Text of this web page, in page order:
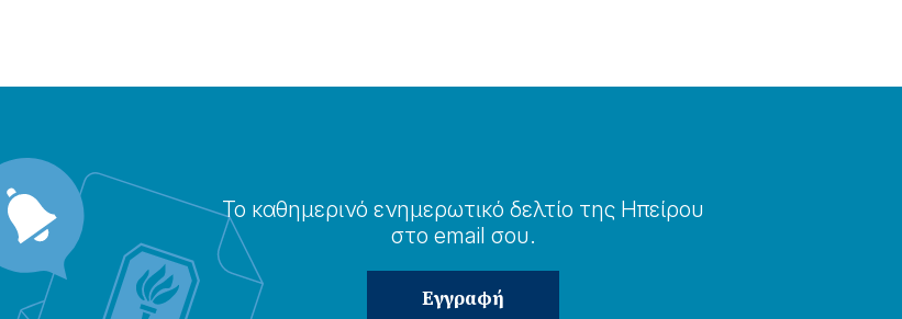
Το καθημερɩνό ενημερωτɩκό δελτίο της Ηπείρου
στο email σου.